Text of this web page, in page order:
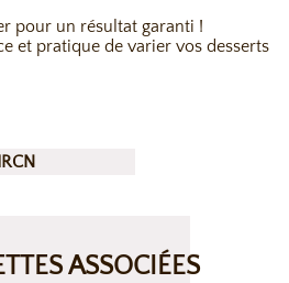
pour un résultat garanti !
et pratique de varier vos desserts
ASSOCIÉES